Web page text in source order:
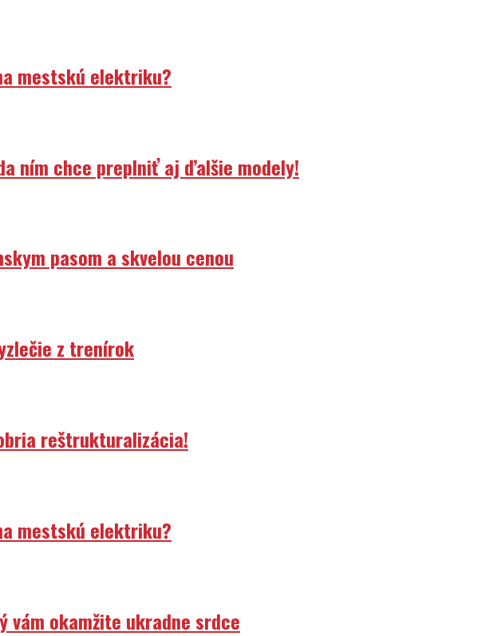
mestskú elektriku?
ním chce preplniť aj ďalšie modely!
pasom a skvelou cenou
z trenírok
reštrukturalizácia!
mestskú elektriku?
vám okamžite ukradne srdce